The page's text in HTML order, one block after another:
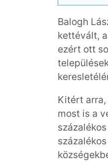
Balogh
kettévált,
ezért ott
Kitért
most is a